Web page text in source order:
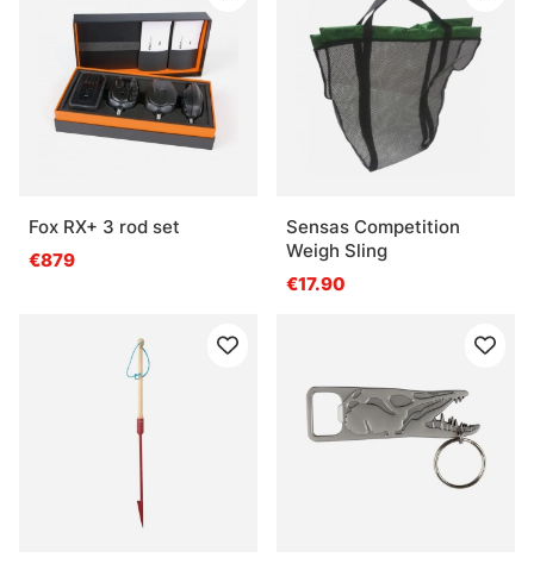
Fox RX+ 3 rod set
€879
Sensas Competition
Weigh Sling
€17.90